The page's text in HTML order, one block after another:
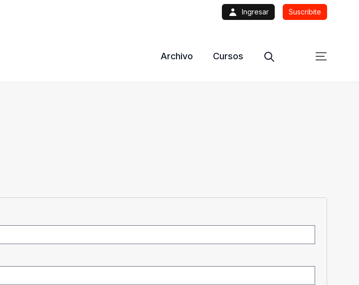
Ingresar Suscribite
Archivo Cursos